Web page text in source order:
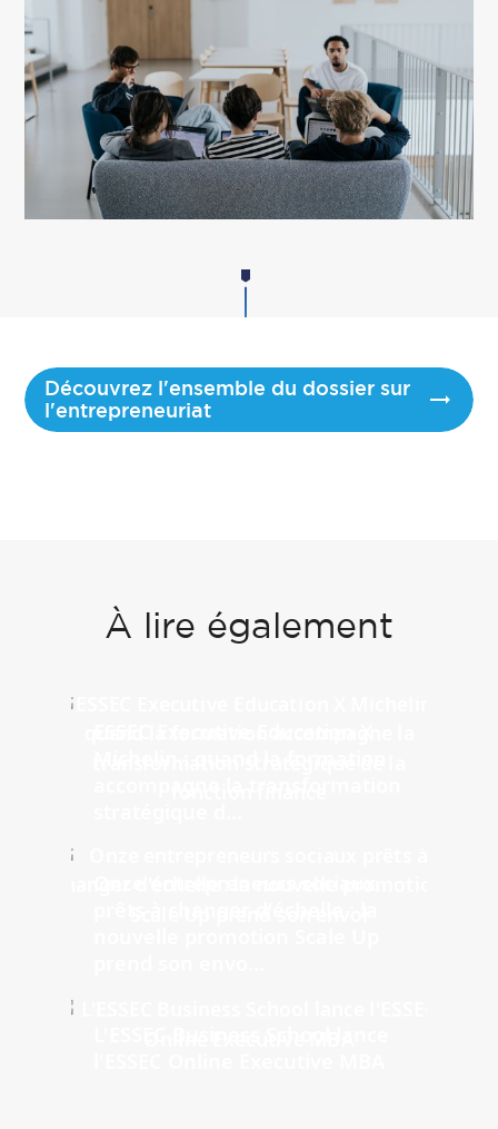
Découvrez l'ensemble du dossier sur
l'entrepreneuriat
À lire également